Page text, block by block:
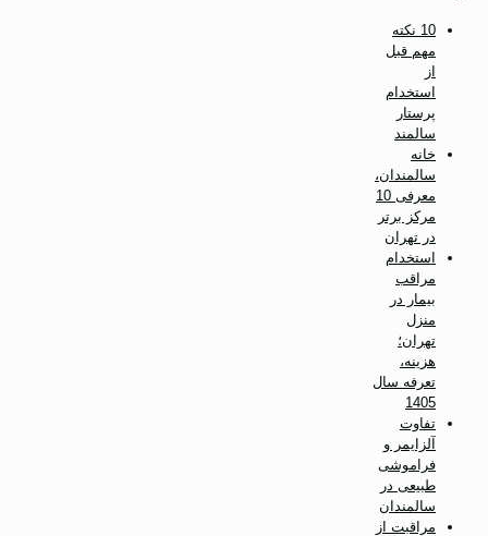
10 نکته
مهم قبل
از
استخدام
پرستار
سالمند
خانه
سالمندان،
معرفی 10
مرکز برتر
در تهران
استخدام
مراقب
بیمار در
منزل
تهران؛
هزینه،
تعرفه سال
1405
تفاوت
آلزایمر و
فراموشی
طبیعی در
سالمندان
مراقبت از